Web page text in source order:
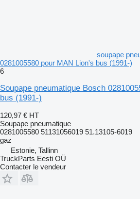
soupape
0281005580 pour MAN Lion's bus (1991-)
6
Soupape pneumatique Bosch
bus (1991-)
120,97 € HT
Soupape pneumatique
0281005580 51131056019 51.13105-6019
gaz
Estonie, Tallinn
TruckParts Eesti OÜ
Contacter le vendeur